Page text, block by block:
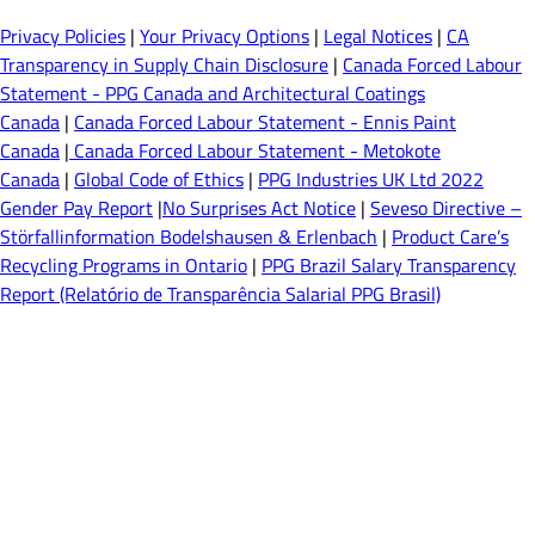
Privacy Policies | Your Privacy Options | Legal Notices | CA
Transparency in Supply Chain Disclosure | Canada Forced Labour
Statement - PPG Canada and Architectural Coatings
Canada | Canada Forced Labour Statement - Ennis Paint
Canada | Canada Forced Labour Statement - Metokote
Canada | Global Code of Ethics | PPG Industries UK Ltd 2022
Gender Pay Report |No Surprises Act Notice | Seveso Directive –
Störfallinformation Bodelshausen & Erlenbach | Product Care’s
Recycling Programs in Ontario | PPG Brazil Salary Transparency
Report (Relatório de Transparência Salarial PPG Brasil)